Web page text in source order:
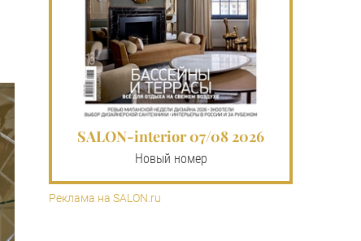
SALON-interior 07/08 2026
Новый номер
Реклама на SALON.ru